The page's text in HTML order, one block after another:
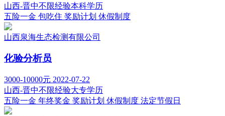
山西-晋中不限经验本科学历
五险一金 包吃住 奖励计划 休假制度
山西泉海生态检测有限公司
化验分析员
3000-10000元 2022-07-22
山西-晋中不限经验大专学历
五险一金 年终奖金 奖励计划 休假制度 法定节假日